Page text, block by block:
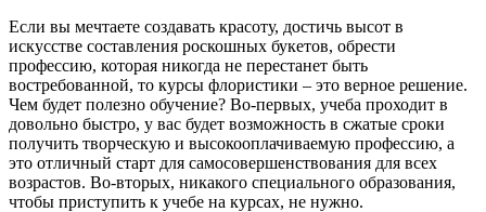
Если вы мечтаете создавать красоту, достичь высот в
искусстве составления роскошных букетов, обрести
профессию, которая никогда не перестанет быть
востребованной, то курсы флористики – это верное решение.
Чем будет полезно обучение? Во-первых, учеба проходит в
довольно быстро, у вас будет возможность в сжатые сроки
получить творческую и высокооплачиваемую профессию, а
это отличный старт для самосовершенствования для всех
возрастов. Во-вторых, никакого специального образования,
чтобы приступить к учебе на курсах, не нужно.